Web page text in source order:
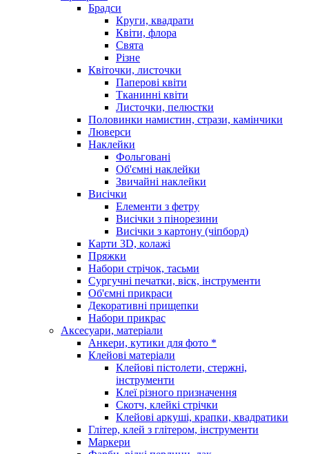
Брадси
Круги, квадрати
Квіти, флора
Свята
Різне
Квіточки, листочки
Паперові квіти
Тканинні квіти
Листочки, пелюстки
Половинки намистин, стрази, камінчики
Люверси
Наклейки
Фольговані
Об'ємні наклейки
Звичайні наклейки
Висічки
Елементи з фетру
Висічки з пінорезини
Висічки з картону (чіпборд)
Карти 3D, колажі
Пряжки
Набори стрічок, тасьми
Сургучні печатки, віск, інструменти
Об'ємні прикраси
Декоративні прищепки
Набори прикрас
Аксесуари, матеріали
Анкери, кутики для фото *
Клейові матеріали
Клейові пістолети, стержні,
інструменти
Клеї різного призначення
Скотч, клейкі стрічки
Клейові аркуші, крапки, квадратики
Глітер, клей з глітером, інструменти
Маркери